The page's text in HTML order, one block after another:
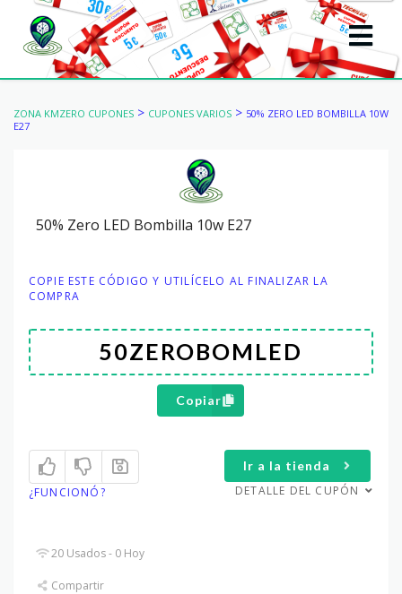
ZONA KMZERO CUPONES > CUPONES VARIOS > 50% ZERO LED BOMBILLA 10W
E27
50% Zero LED Bombilla 10w E27
COPIE ESTE CÓDIGO Y UTILÍCELO AL FINALIZAR LA
COMPRA
Copiar
¿FUNCIONÓ?
Ir a la tienda
DETALLE DEL CUPÓN
20 Usados - 0 Hoy
Compartir